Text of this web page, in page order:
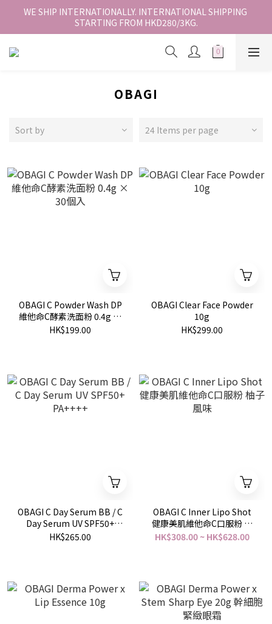
香港地區全店免運。免運費適用於香港順豐站、營業點或智能櫃取
件。
WE SHIP INTERNATIONALLY. INTERNATIONAL SHIPPING
STARTING FROM HKD280/3KG.
香港地區全店免運。免運費適用於香港順豐站、營業點或智能櫃取
OBAGI
Sort by 24 Items per page
OBAGI C Powder Wash DP
維他命C酵素洗面粉 0.4g ×
30個入
HK$199.00
OBAGI Clear Face Powder
10g
HK$299.00
OBAGI C Day Serum BB / C
Day Serum UV SPF50+
PA++++
HK$265.00
OBAGI C Inner Lipo Shot
健康美肌維他命C口服粉 柚
子風味
HK$308.00 ~ HK$628.00